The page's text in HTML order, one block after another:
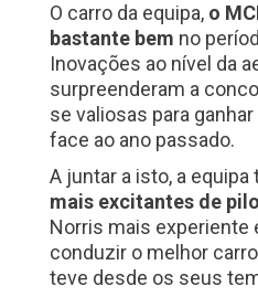
O carro da equipa, o
bastante bem no
Inovações ao nível da
surpreenderam a
se valiosas para
face ao ano passado.
A juntar a isto, a equipa
mais excitantes de
Norris mais experiente
conduzir o melhor
teve desde os seus